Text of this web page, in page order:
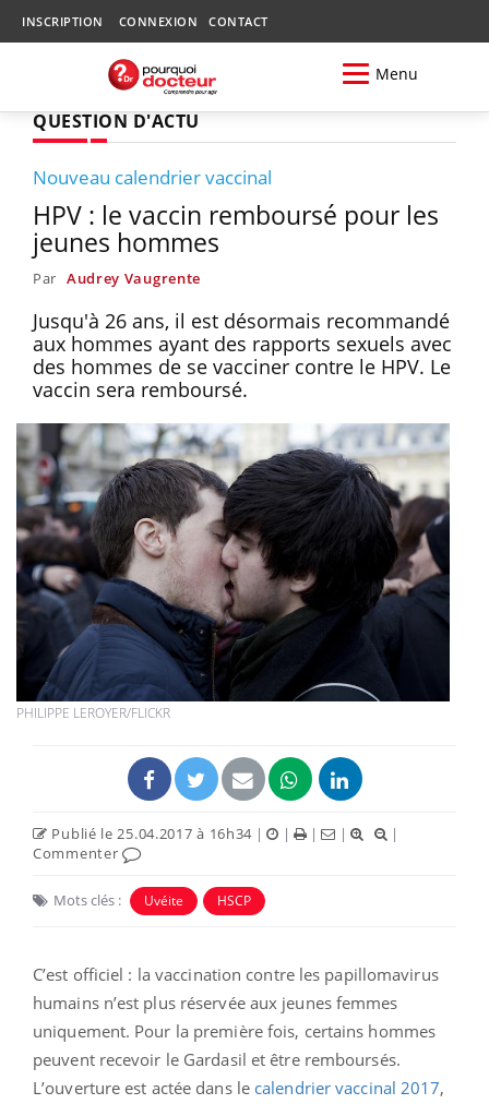
INSCRIPTION CONNEXION CONTACT
Menu
QUESTION D'ACTU
Nouveau calendrier vaccinal
HPV : le vaccin remboursé pour les
jeunes hommes
Par Audrey Vaugrente
Jusqu'à 26 ans, il est désormais recommandé
aux hommes ayant des rapports sexuels avec
des hommes de se vacciner contre le HPV. Le
vaccin sera remboursé.
PHILIPPE LEROYER/FLICKR
Publié le 25.04.2017 à 16h34 | | | |
|
Commenter
Mots clés : Uvéite HSCP
C’est officiel : la vaccination contre les papillomavirus
humains n’est plus réservée aux jeunes femmes
uniquement. Pour la première fois, certains hommes
peuvent recevoir le Gardasil et être remboursés.
L’ouverture est actée dans le calendrier vaccinal 2017,